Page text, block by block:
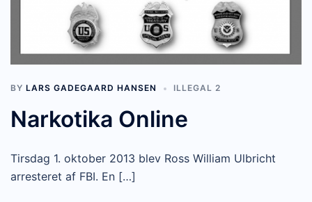
BY LARS GADEGAARD HANSEN ILLEGAL 2
Narkotika Online
Tirsdag 1. oktober 2013 blev Ross William Ulbricht
arresteret af FBI. En […]